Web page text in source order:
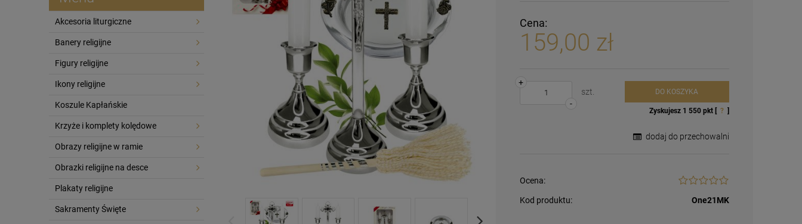
Akcesoria liturgiczne
Banery religijne
Figury religijne
Ikony religijne
Koszule Kapłańskie
Krzyże i komplety kolędowe
Obrazy religijne w ramie
Obrazki religijne na desce
Plakaty religijne
Sakramenty Święte
Cena:
159,00 zł
-
+
szt.
DO KOSZYKA
Zyskujesz 1 550pkt [ ? ]
dodaj do przechowalni
Ocena:
Kod produktu: One21MK